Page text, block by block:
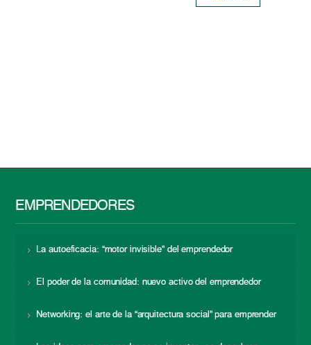
EMPRENDEDORES
La autoeficacia: “motor invisible” del emprendedor
El poder de la comunidad: nuevo activo del emprendedor
Networking: el arte de la “arquitectura social” para emprender